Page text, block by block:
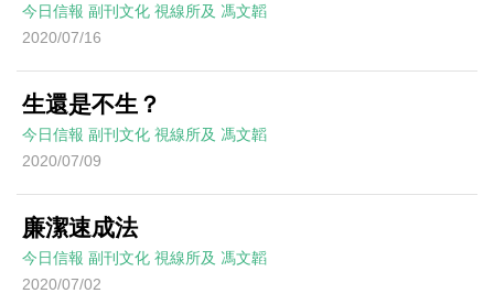
今日信報 副刊文化 視線所及 馮文韜
2020/07/16
生還是不生？
今日信報 副刊文化 視線所及 馮文韜
2020/07/09
廉潔速成法
今日信報 副刊文化 視線所及 馮文韜
2020/07/02